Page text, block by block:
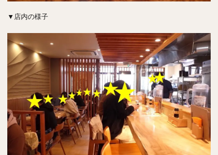
▼店内の様子